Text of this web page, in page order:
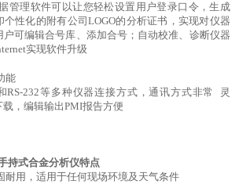
管理软件可以让您轻松设置用户登录口令，生成
个性化的附有公司LOGO的分析证书，实现对仪器
户可编辑合号库、添加合号；自动校准、诊断仪器
实现软件升级
能
RS-232等多种仪器连接方式，通讯方式非常 灵
，编辑输出PMI报告方便
持式合金分析仪特点
用，适用于任何现场环境及天气条件